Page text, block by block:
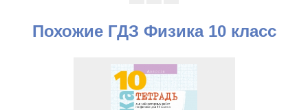
Похожие ГДЗ Физика 10 класс